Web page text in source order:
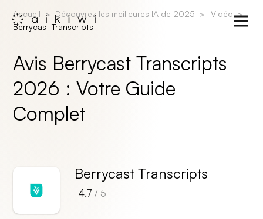
Accueil Découvrez les meilleures IA de 2025
Vidéo
Berrycast Transcripts
Avis Berrycast Transcripts
2026 : Votre Guide
Complet
Berrycast Transcripts
4.7 / 5